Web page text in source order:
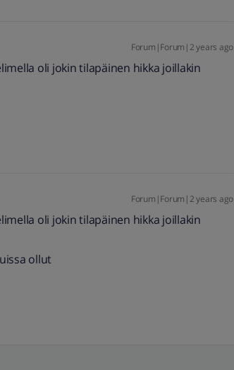
Forum|Forum|2 years ago
oli jokin tilapäinen hikka joillakin
Forum|Forum|2 years ago
oli jokin tilapäinen hikka joillakin
ollut